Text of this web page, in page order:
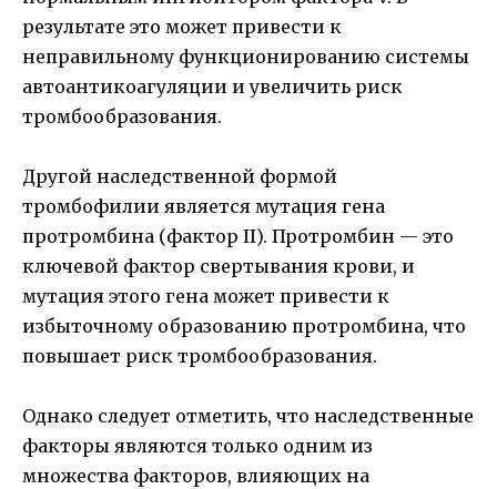
результате это может привести к
неправильному функционированию системы
автоантикоагуляции и увеличить риск
тромбообразования.
Другой наследственной формой
тромбофилии является мутация гена
протромбина (фактор II). Протромбин — это
ключевой фактор свертывания крови, и
мутация этого гена может привести к
избыточному образованию протромбина, что
повышает риск тромбообразования.
Однако следует отметить, что наследственные
факторы являются только одним из
множества факторов, влияющих на